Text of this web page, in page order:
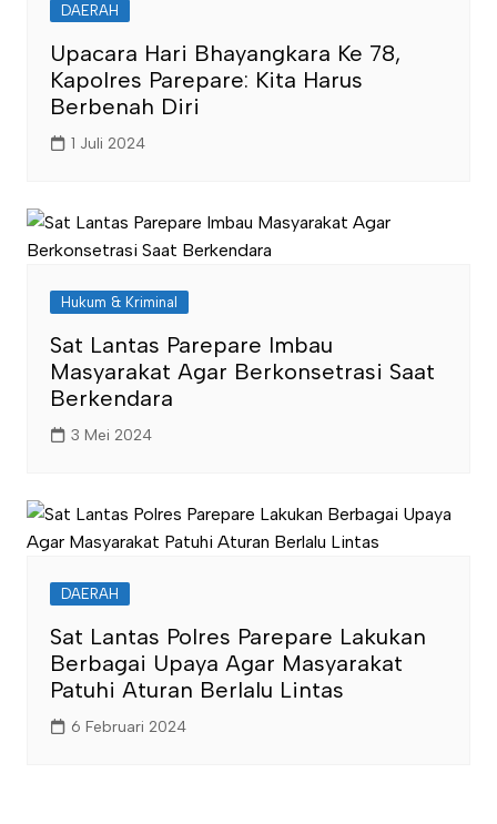
DAERAH
Upacara Hari Bhayangkara Ke 78,
Kapolres Parepare: Kita Harus
Berbenah Diri
1 Juli 2024
Hukum & Kriminal
Sat Lantas Parepare Imbau
Masyarakat Agar Berkonsetrasi Saat
Berkendara
3 Mei 2024
DAERAH
Sat Lantas Polres Parepare Lakukan
Berbagai Upaya Agar Masyarakat
Patuhi Aturan Berlalu Lintas
6 Februari 2024